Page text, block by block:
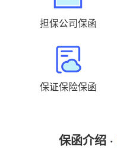
担保公司保函
保证保险保函
保函介绍 ·